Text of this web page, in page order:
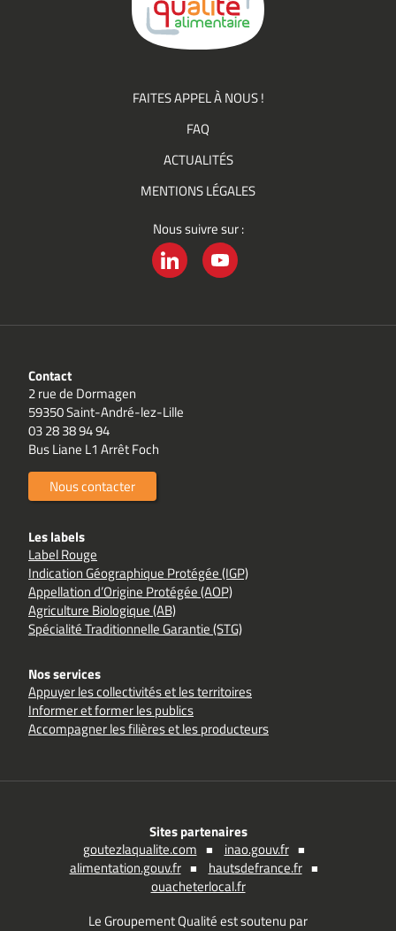
FAITES APPEL À NOUS !
FAQ
ACTUALITÉS
MENTIONS LÉGALES
Nous suivre sur :
Contact
2 rue de Dormagen
59350 Saint-André-lez-Lille
03 28 38 94 94
Bus Liane L1 Arrêt Foch
Nous contacter
Les labels
Label Rouge
Indication Géographique Protégée (IGP)
Appellation d’Origine Protégée (AOP)
Agriculture Biologique (AB)
Spécialité Traditionnelle Garantie (STG)
Nos services
Appuyer les collectivités et les territoires
Informer et former les publics
Accompagner les filières et les producteurs
Sites partenaires
goutezlaqualite.com
inao.gouv.fr
alimentation.gouv.fr
hautsdefrance.fr
ouacheterlocal.fr
Le Groupement Qualité est soutenu par